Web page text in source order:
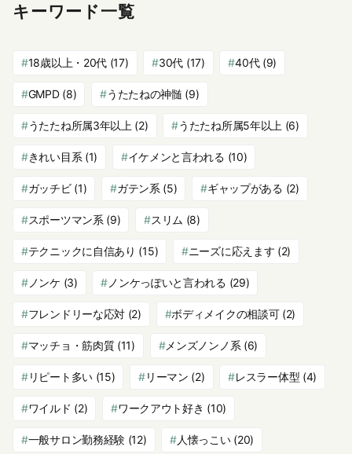
キーワード一覧
18歳以上・20代 (17) 30代 (17) 40代(9)
GMPD(8) うたたねの神髄 (9)
うたたね所属3年以上(2) うたたね所属5年以上 (6)
きれい目系(1) イケメンと言われる (10)
ガッチビ(1) ガテン系(5) ギャップがある (2)
スポーツマン系(9) スリム (8)
テクニックに自信あり (15) ニーズに応えます (2)
ノンケ (3) ノンケっぽいと言われる (29)
フレンドリーな応対 (2) ボディメイクの相談可(2)
マッチョ・筋肉質(11) メンズノンノ系(6)
リピート多い(15) リーマン (2) レスラー体型 (4)
ワイルド (2) ワークアウト好き (10)
一般サロン勤務経験 (12) 人懐っこい(20)